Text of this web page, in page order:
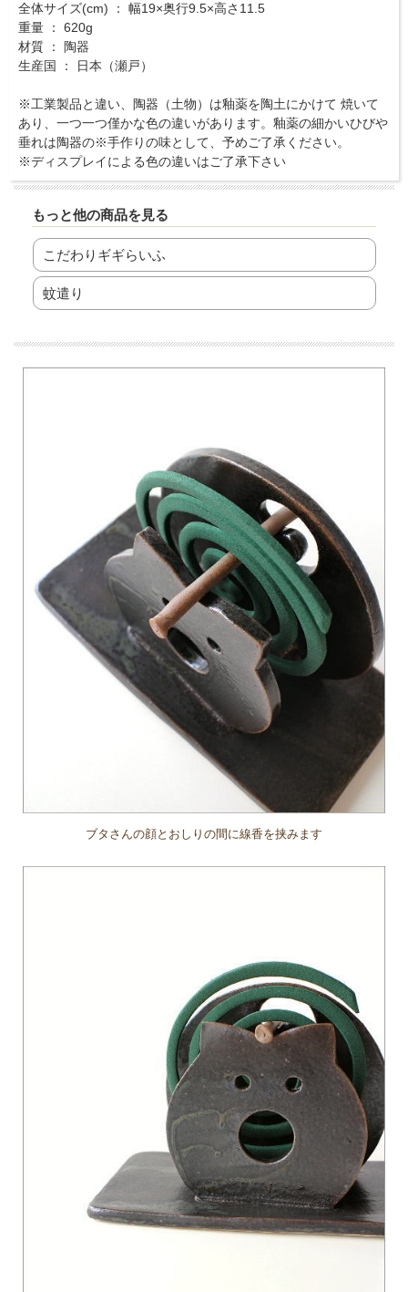
全体サイズ(cm) ： 幅19×奥行9.5×高さ11.5
重量 ： 620g
材質 ： 陶器
生産国 ： 日本（瀬戸）
※工業製品と違い、陶器（土物）は釉薬を陶土にかけて 焼いて
あり、一つ一つ僅かな色の違いがあります。釉薬の細かいひびや
垂れは陶器の※手作りの味として、予めご了承ください。
※ディスプレイによる色の違いはご了承下さい
もっと他の商品を見る
こだわりギギらいふ
蚊遣り
ブタさんの顔とおしりの間に線香を挟みます